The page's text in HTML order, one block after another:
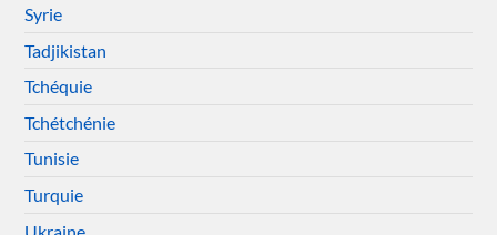
Syrie
Tadjikistan
Tchéquie
Tchétchénie
Tunisie
Turquie
Ukraine